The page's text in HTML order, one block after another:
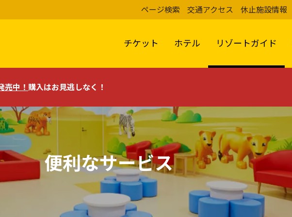
ページ検索 交通アクセス 休止施設情報
チケット ホテル リゾートガイド
売中！ 購入はお見逃しなく！
便利なサービス